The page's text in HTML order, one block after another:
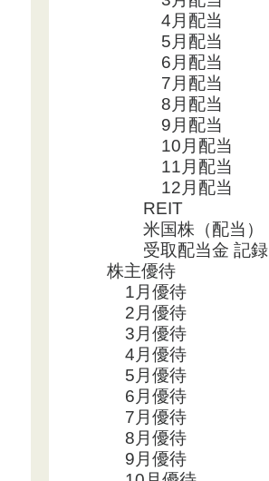
4月配当
5月配当
6月配当
7月配当
8月配当
9月配当
10月配当
11月配当
12月配当
REIT
米国株（配当）
受取配当金 記録
株主優待
1月優待
2月優待
3月優待
4月優待
5月優待
6月優待
7月優待
8月優待
9月優待